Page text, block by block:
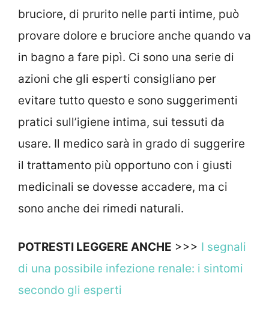
bruciore, di prurito nelle parti intime, può
provare dolore e bruciore anche quando va
in bagno a fare pipì. Ci sono una serie di
azioni che gli esperti consigliano per
evitare tutto questo e sono suggerimenti
pratici sull’igiene intima, sui tessuti da
usare. Il medico sarà in grado di suggerire
il trattamento più opportuno con i giusti
medicinali se dovesse accadere, ma ci
sono anche dei rimedi naturali.
POTRESTI LEGGERE ANCHE >>> I segnali
di una possibile infezione renale: i sintomi
secondo gli esperti